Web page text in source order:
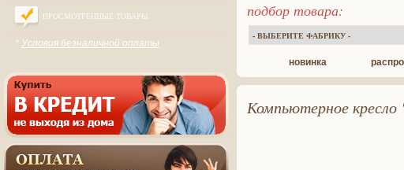
ПРОСМОТРЕННЫЕ ТОВАРЫ
* Условия безналичной оплаты
подбор товара:
новинка
Компьютерное